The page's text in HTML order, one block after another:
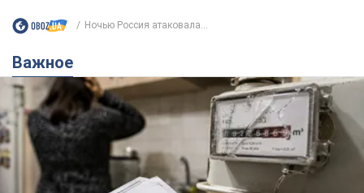
Ночью Россия атаковала...
Важное